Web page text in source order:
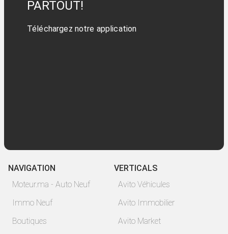
PARTOUT!
Téléchargez notre application
NAVIGATION
Moteur.ma - Auto Neuf
Immo Neuf
Boutiques
VERTICALS
Avito Véhicules
Avito Immobilier
Avito Market